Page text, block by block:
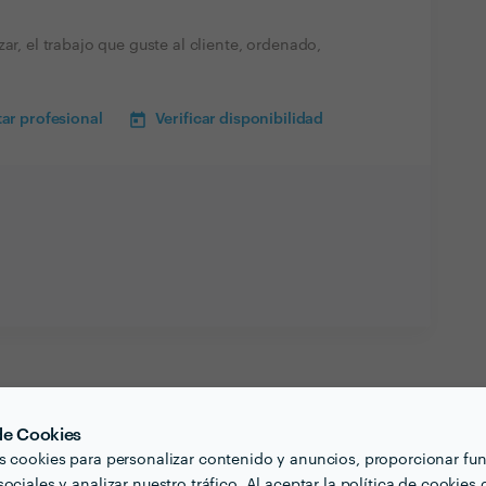
Cookies
cookies para personalizar contenido y anuncios, proporcionar
el trabajo que guste al cliente, ordenado,
profesional Verificar disponibilidad